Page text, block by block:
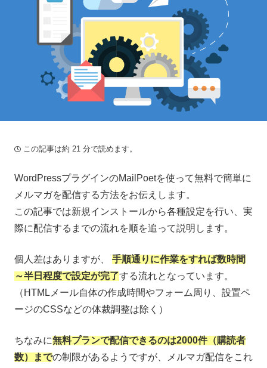
この記事は約 21 分で読めます。
WordPressプラグインのMailPoetを使って無料で簡単に
メルマガを配信する方法をお伝えします。
この記事では新規インストールから各種設定を行い、実
際に配信するまでの流れを順を追って説明します。
個人差はありますが、 手順通りに作業をすれば数時間
～半日程度で設定が完了する流れとなっています。
（HTMLメール自体の作成時間やフォーム周り、設置ペ
ージのCSSなどの体裁調整は除く）
ちなみに無料プランで配信できるのは2000件（購読者
数）までの制限があるようですが、メルマガ配信をこれ